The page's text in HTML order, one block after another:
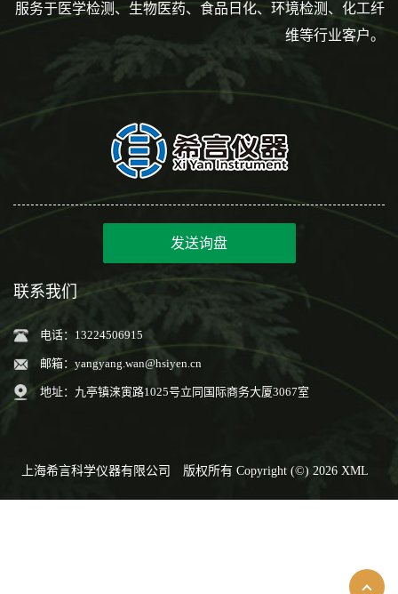
服务于医学检测、生物医药、食品日化、环境检测、化工纤
维等行业客户。
发送询盘
联系我们
电话：13224506915
邮箱： yangyang.wan@hsiyen.cn
地址：九亭镇涞寅路1025号立同国际商务大厦3067室
上海希言科学仪器有限公司 版权所有 Copyright (©) 2026 XML